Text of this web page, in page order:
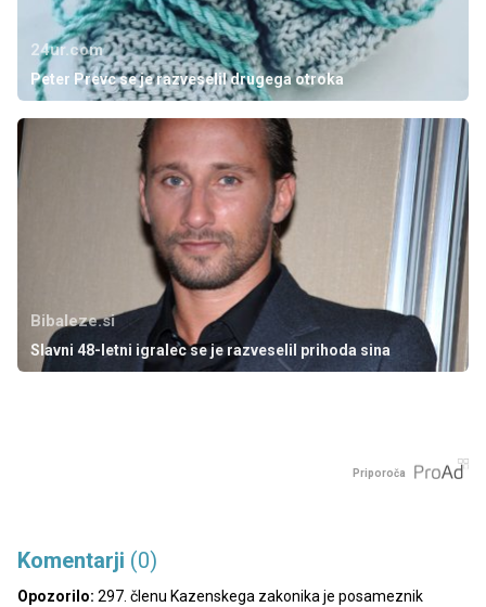
24ur.com
Peter Prevc se je razveselil drugega otroka
Bibaleze.si
Slavni 48-letni igralec se je razveselil prihoda sina
Priporoča
Komentarji (0)
Opozorilo: 297. členu Kazenskega zakonika je posameznik